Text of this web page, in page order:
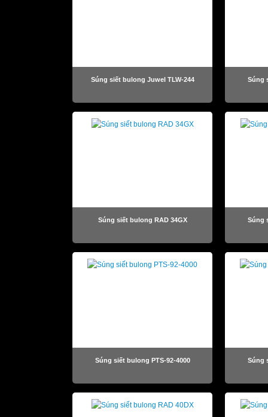
Súng siết bulong Juwel TLW-244 Súng
Súng siết bulong RAD 34GX Súng
Súng siết bulong PTS-92-4000 Súng